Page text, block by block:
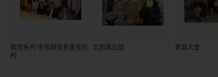
教育系列-市長與家長會長有
約
文創再出發 會員大會